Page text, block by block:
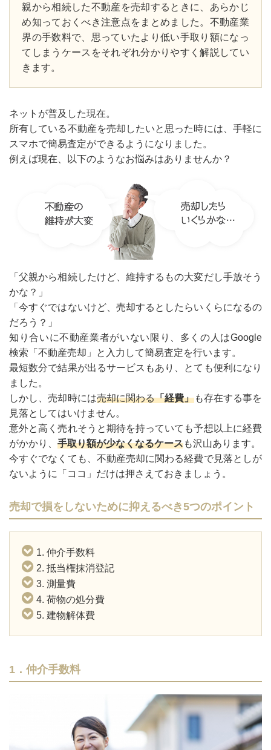
親から相続した不動産を売却するときに、あらかじ
め知っておくべき注意点をまとめました。不動産業
界の手数料で、思っていたより低い手取り額になっ
てしまうケースをそれぞれ分かりやすく解説してい
きます。
ネットが普及した現在。
所有している不動産を売却したいと思った時には、手軽に
スマホで簡易査定ができるようになりました。
例えば現在、以下のようなお悩みはありませんか？
「父親から相続したけど、維持するもの大変だし手放そう
かな？」
「今すぐではないけど、売却するとしたらいくらになるの
だろう？」
知り合いに不動産業者がいない限り、多くの人はGoogle
検索「不動産売却」と入力して簡易査定を行います。
最短数分で結果が出るサービスもあり、とても便利になり
ました。
しかし、売却時には売却に関わる「経費」も存在する事を
見落としてはいけません。
意外と高く売れそうと期待を持っていても予想以上に経費
がかかり、手取り額が少なくなるケースも沢山あります。
今すぐでなくても、不動産売却に関わる経費で見落としが
ないように「ココ」だけは押さえておきましょう。
売却で損をしないために抑えるべき5つのポイント
1. 仲介手数料
2. 抵当権抹消登記
3. 測量費
4. 荷物の処分費
5. 建物解体費
1．仲介手数料